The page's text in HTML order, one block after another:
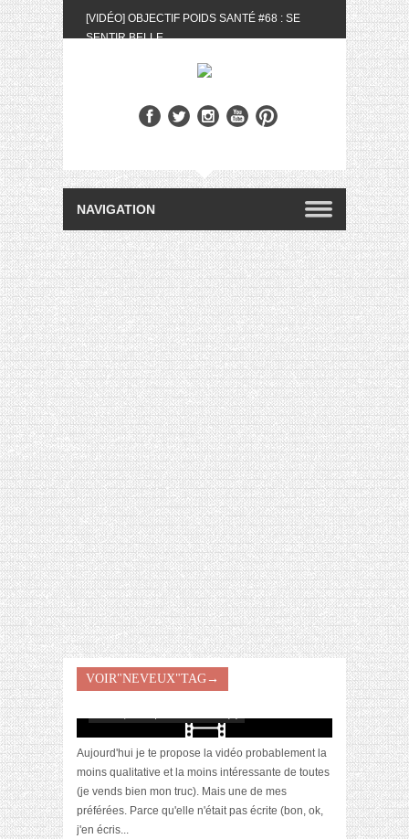
[VIDÉO] OBJECTIF POIDS SANTÉ #68 : SE
SENTIR BELLE
BIOTYFULL BOX DU MOIS DE MAI 2024 FEAT.
[VIDÉO] QUITOQUE #10 : MEAL PREP &
CONVIVIALITÉ
[VIDÉO] UNBOXING : LES MY LITTLE &
BIOTYFULL BOX DU MOIS D’AVRIL 2024
FEAT. AKILA
[VIDÉO] OBJECTIF POIDS SANTÉ #67 : L’AVIS
DES AUTRES, CE N’EST QUE LA VIE DES
AUTRES
[VIDÉO] UNBOXING : LES MY LITTLE &
BIOTYFULL BOX DES MOIS DE FÉVRIER ET
MARS 2024 FEAT. AKILA
[VIDÉO] LA SÉLECTION DU MOIS
#JANVIER2024
[VIDÉO] HELLOFRESH #34 : IDÉES
RECETTES RISOTTO
VOIR"NEVEUX"TAG→
[Video] Mes neveux me maquillent
Aujourd'hui je te propose la vidéo probablement la
moins qualitative et la moins intéressante de toutes
(je vends bien mon truc). Mais une de mes
préférées. Parce qu'elle n'était pas écrite (bon, ok,
j'en écris...